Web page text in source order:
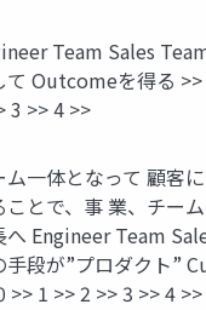
Team Sales
て Outcomeを得る >>
3 >> 4 >>
ム一体となって 顧客
ことで、事 業、チー
へ Engineer Team
手段が”プロダクト”
>> 1 >> 2 >> 3 >> 4 >>